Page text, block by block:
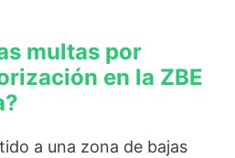
multas por
en la ZBE
a una zona de bajas